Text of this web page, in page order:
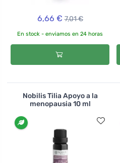
6,66 € 7,01 €
En stock - enviamos en 24 horas
Nobilis Tilia Apoyo a la
menopausia 10 ml